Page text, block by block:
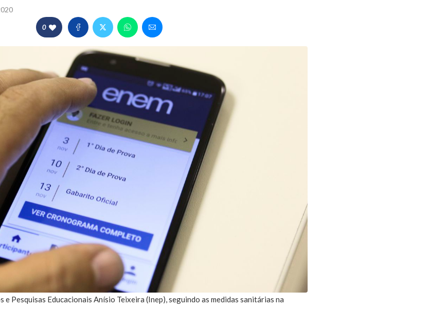
0
Pesquisas Educacionais Anísio Teixeira (Inep), seguindo as medidas sanitárias na